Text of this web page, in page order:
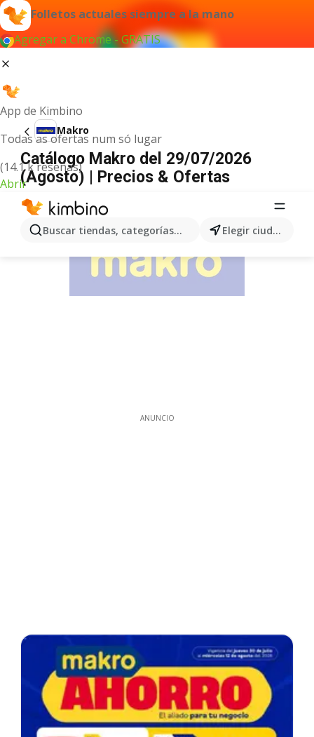
Folletos actuales siempre a la mano
Agregar a Chrome - GRATIS
App de Kimbino
Todas as ofertas num só lugar
(14.1 k reseñas)
Abrir
Buscar tiendas, categorías, productos... Elegir ciudad
Makro
Catálogo Makro del 29/07/2026
(Agosto) | Precios & Ofertas
ANUNCIO